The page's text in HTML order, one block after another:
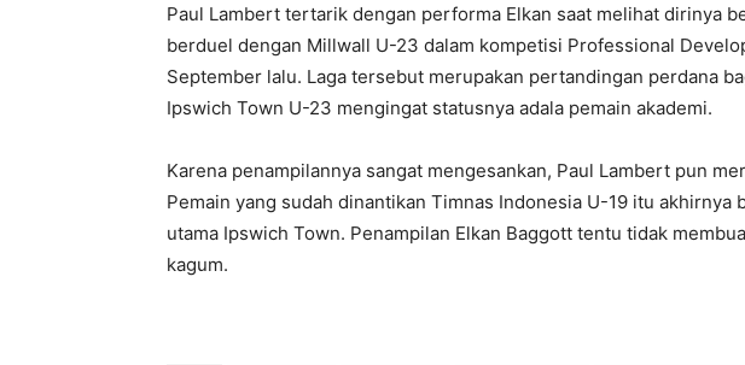
Paul Lambert tertarik dengan performa Elkan saat melihat dirinya
berduel dengan Millwall U-23 dalam kompetisi Professional
September lalu. Laga tersebut merupakan pertandingan perdana
Ipswich Town U-23 mengingat statusnya adala pemain akademi.
Karena penampilannya sangat mengesankan, Paul Lambert pun
Pemain yang sudah dinantikan Timnas Indonesia U-19 itu akhirnya
utama Ipswich Town. Penampilan Elkan Baggott tentu tidak
kagum.